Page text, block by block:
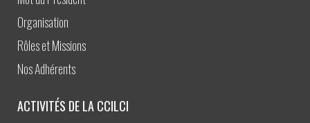
Organisation
Rôles et Missions
Nos Adhérents
ACTIVITÉS DE LA CCILCI